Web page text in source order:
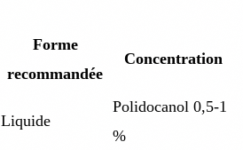
Forme
recommandée
Concentration
Liquide
Polidocanol 0,5-1
%